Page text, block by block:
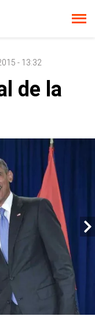
- 13:32
de la